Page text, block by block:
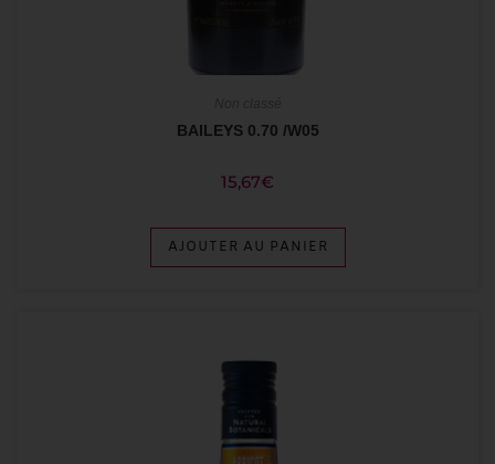
BAILEYS 0.70 /W05
15,67€
AJOUTER AU PANIER